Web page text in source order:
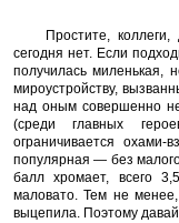
Простите,
сегодня нет. Если
получилась миленькая,
мироустройству,
над оным совершенно
(среди главных
ограничивается
популярная — без
балл хромает, всего
маловато. Тем не
выцепила. Поэтому